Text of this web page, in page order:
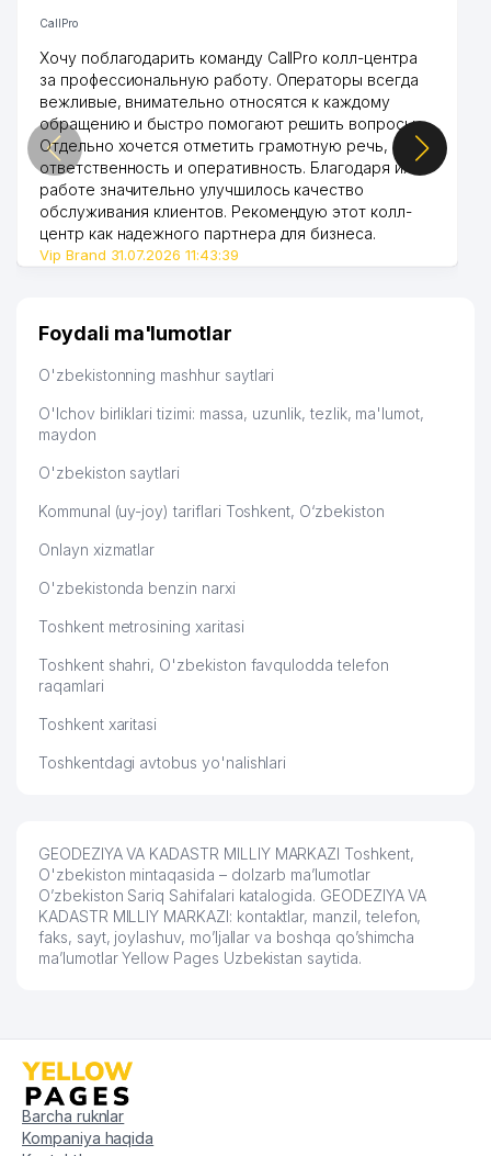
CallPro
Хочу поблагодарить команду CallPro колл-центра
за профессиональную работу. Операторы всегда
вежливые, внимательно относятся к каждому
обращению и быстро помогают решить вопросы.
Отдельно хочется отметить грамотную речь,
ответственность и оперативность. Благодаря их
работе значительно улучшилось качество
обслуживания клиентов. Рекомендую этот колл-
центр как надежного партнера для бизнеса.
Vip Brand 31.07.2026 11:43:39
Foydali ma'lumotlar
O'zbekistonning mashhur saytlari
O'lchov birliklari tizimi: massa, uzunlik, tezlik, ma'lumot,
maydon
O'zbekiston saytlari
Kommunal (uy-joy) tariflari Toshkent, O‘zbekiston
Onlayn xizmatlar
O'zbekistonda benzin narxi
Toshkent metrosining xaritasi
Toshkent shahri, O'zbekiston favqulodda telefon
raqamlari
Toshkent xaritasi
Toshkentdagi avtobus yo'nalishlari
GEODEZIYA VA KADASTR MILLIY MARKAZI Toshkent,
O'zbekiston mintaqasida – dolzarb ma’lumotlar
O’zbekiston Sariq Sahifalari katalogida. GEODEZIYA VA
KADASTR MILLIY MARKAZI: kontaktlar, manzil, telefon,
faks, sayt, joylashuv, mo’ljallar va boshqa qo’shimcha
ma’lumotlar Yellow Pages Uzbekistan saytida.
Barcha ruknlar
Kompaniya haqida